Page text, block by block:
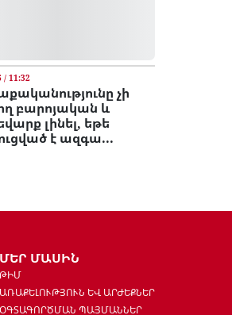
/ 11:32
չի
բարոյական և
լինել, եթե
է ազգա...
ՄԵՐ ՄԱՍԻՆ
ԹԻՄ
ԱՌԱՔԵԼՈՒԹՅՈՒՆ ԵՎ ԱՐԺԵՔՆԵՐ
ՕԳՏԱԳՈՐԾՄԱՆ ՊԱՅՄԱՆՆԵՐ